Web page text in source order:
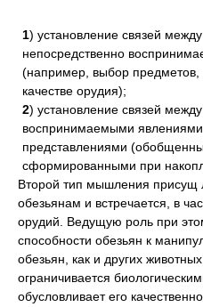
1) установление связей
непосредственно
(например, выбор предметов,
качестве орудия);
2) установление связей
воспринимаемыми
представлениями
сформированными при
Второй тип мышления присущ
обезьянам и встречается, в
орудий. Ведущую роль при
способности обезьян к
обезьян, как и других
ограничивается
обусловливает его